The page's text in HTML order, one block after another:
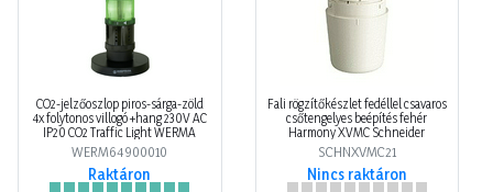
CO2-jelzőoszlop piros-sárga-zöld
4x folytonos villogó +hang 230V AC
IP20 CO2 Traffic Light WERMA
WERM64900010
Raktáron
Fali rögzítőkészlet fedéllel csavaros
csőtengelyes beépítés fehér
Harmony XVMC Schneider
SCHNXVMC21
Nincs raktáron